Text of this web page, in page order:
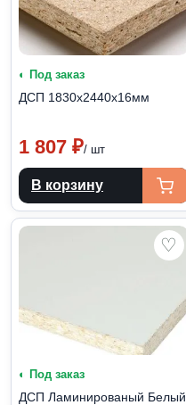
◐ Под заказ
ДСП 1830х2440х16мм
1 807 ₽/ шт
В корзину
♡
◐ Под заказ
ДСП Ламинированый Белый